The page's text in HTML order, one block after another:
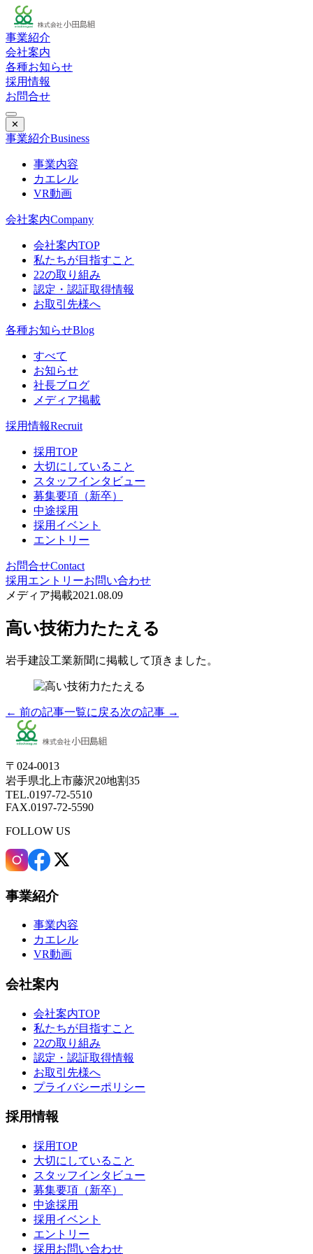
事業紹介
会社案内
各種お知らせ
採用情報
お問合せ
✕
事業紹介Business
事業内容
カエレル
VR動画
会社案内Company
会社案内TOP
私たちが目指すこと
22の取り組み
認定・認証取得情報
お取引先様へ
各種お知らせBlog
すべて
お知らせ
社長ブログ
メディア掲載
採用情報Recruit
採用TOP
大切にしていること
スタッフインタビュー
募集要項（新卒）
中途採用
採用イベント
エントリー
お問合せContact
採用エントリーお問い合わせ
メディア掲載2021.08.09
高い技術力たたえる
岩手建設工業新聞に掲載して頂きました。
← 前の記事一覧に戻る次の記事 →
〒024-0013
岩手県北上市藤沢20地割35
TEL.0197-72-5510
FAX.0197-72-5590
FOLLOW US
事業紹介
事業内容
カエレル
VR動画
会社案内
会社案内TOP
私たちが目指すこと
22の取り組み
認定・認証取得情報
お取引先様へ
プライバシーポリシー
採用情報
採用TOP
大切にしていること
スタッフインタビュー
募集要項（新卒）
中途採用
採用イベント
エントリー
採用お問い合わせ